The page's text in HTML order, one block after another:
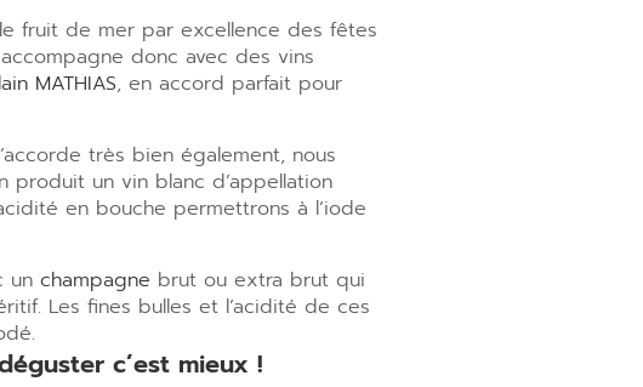
fruit de mer par excellence des fêtes
donc avec des vins
MATHIAS, en accord parfait pour
très bien également, nous
produit un vin blanc d’appellation
en bouche permettrons à l’iode
un champagne brut ou extra brut qui
Les fines bulles et l’acidité de ces
c’est mieux !